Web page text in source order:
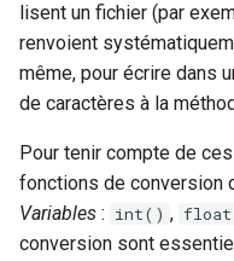
lisent un fichier (par
renvoient
même, pour écrire dans
de caractères à la
Pour tenir compte de
fonctions de conversion
Variables : int() ,
conversion sont